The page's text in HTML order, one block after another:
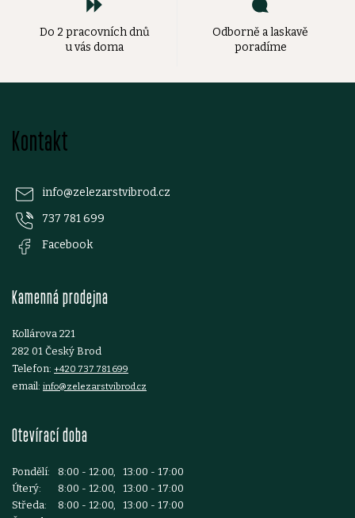
Do 2 pracovních dnů
u vás doma
Odborně a laskavě
poradíme
Kontakt
info@zelezarstvibrod.cz
737 781 699
Facebook
Kamenná prodejna
Kollárova 221
282 01 Český Brod
Telefon: +420 737 781 699
email: info@zelezarstvibrod.cz
Otevírací doba
Pondělí:
8:00 - 12:00, 13:00 - 17:00
Úterý:
8:00 - 12:00, 13:00 - 17:00
Středa:
8:00 - 12:00, 13:00 - 17:00